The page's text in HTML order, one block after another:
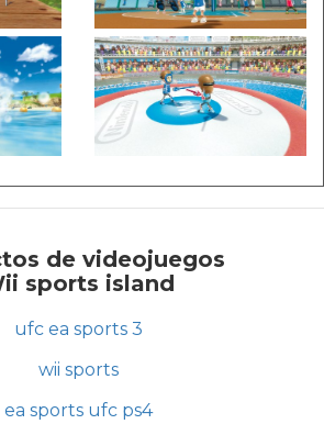
de videojuegos
sports island
ufc ea sports 3
wii sports
ea sports ufc ps4